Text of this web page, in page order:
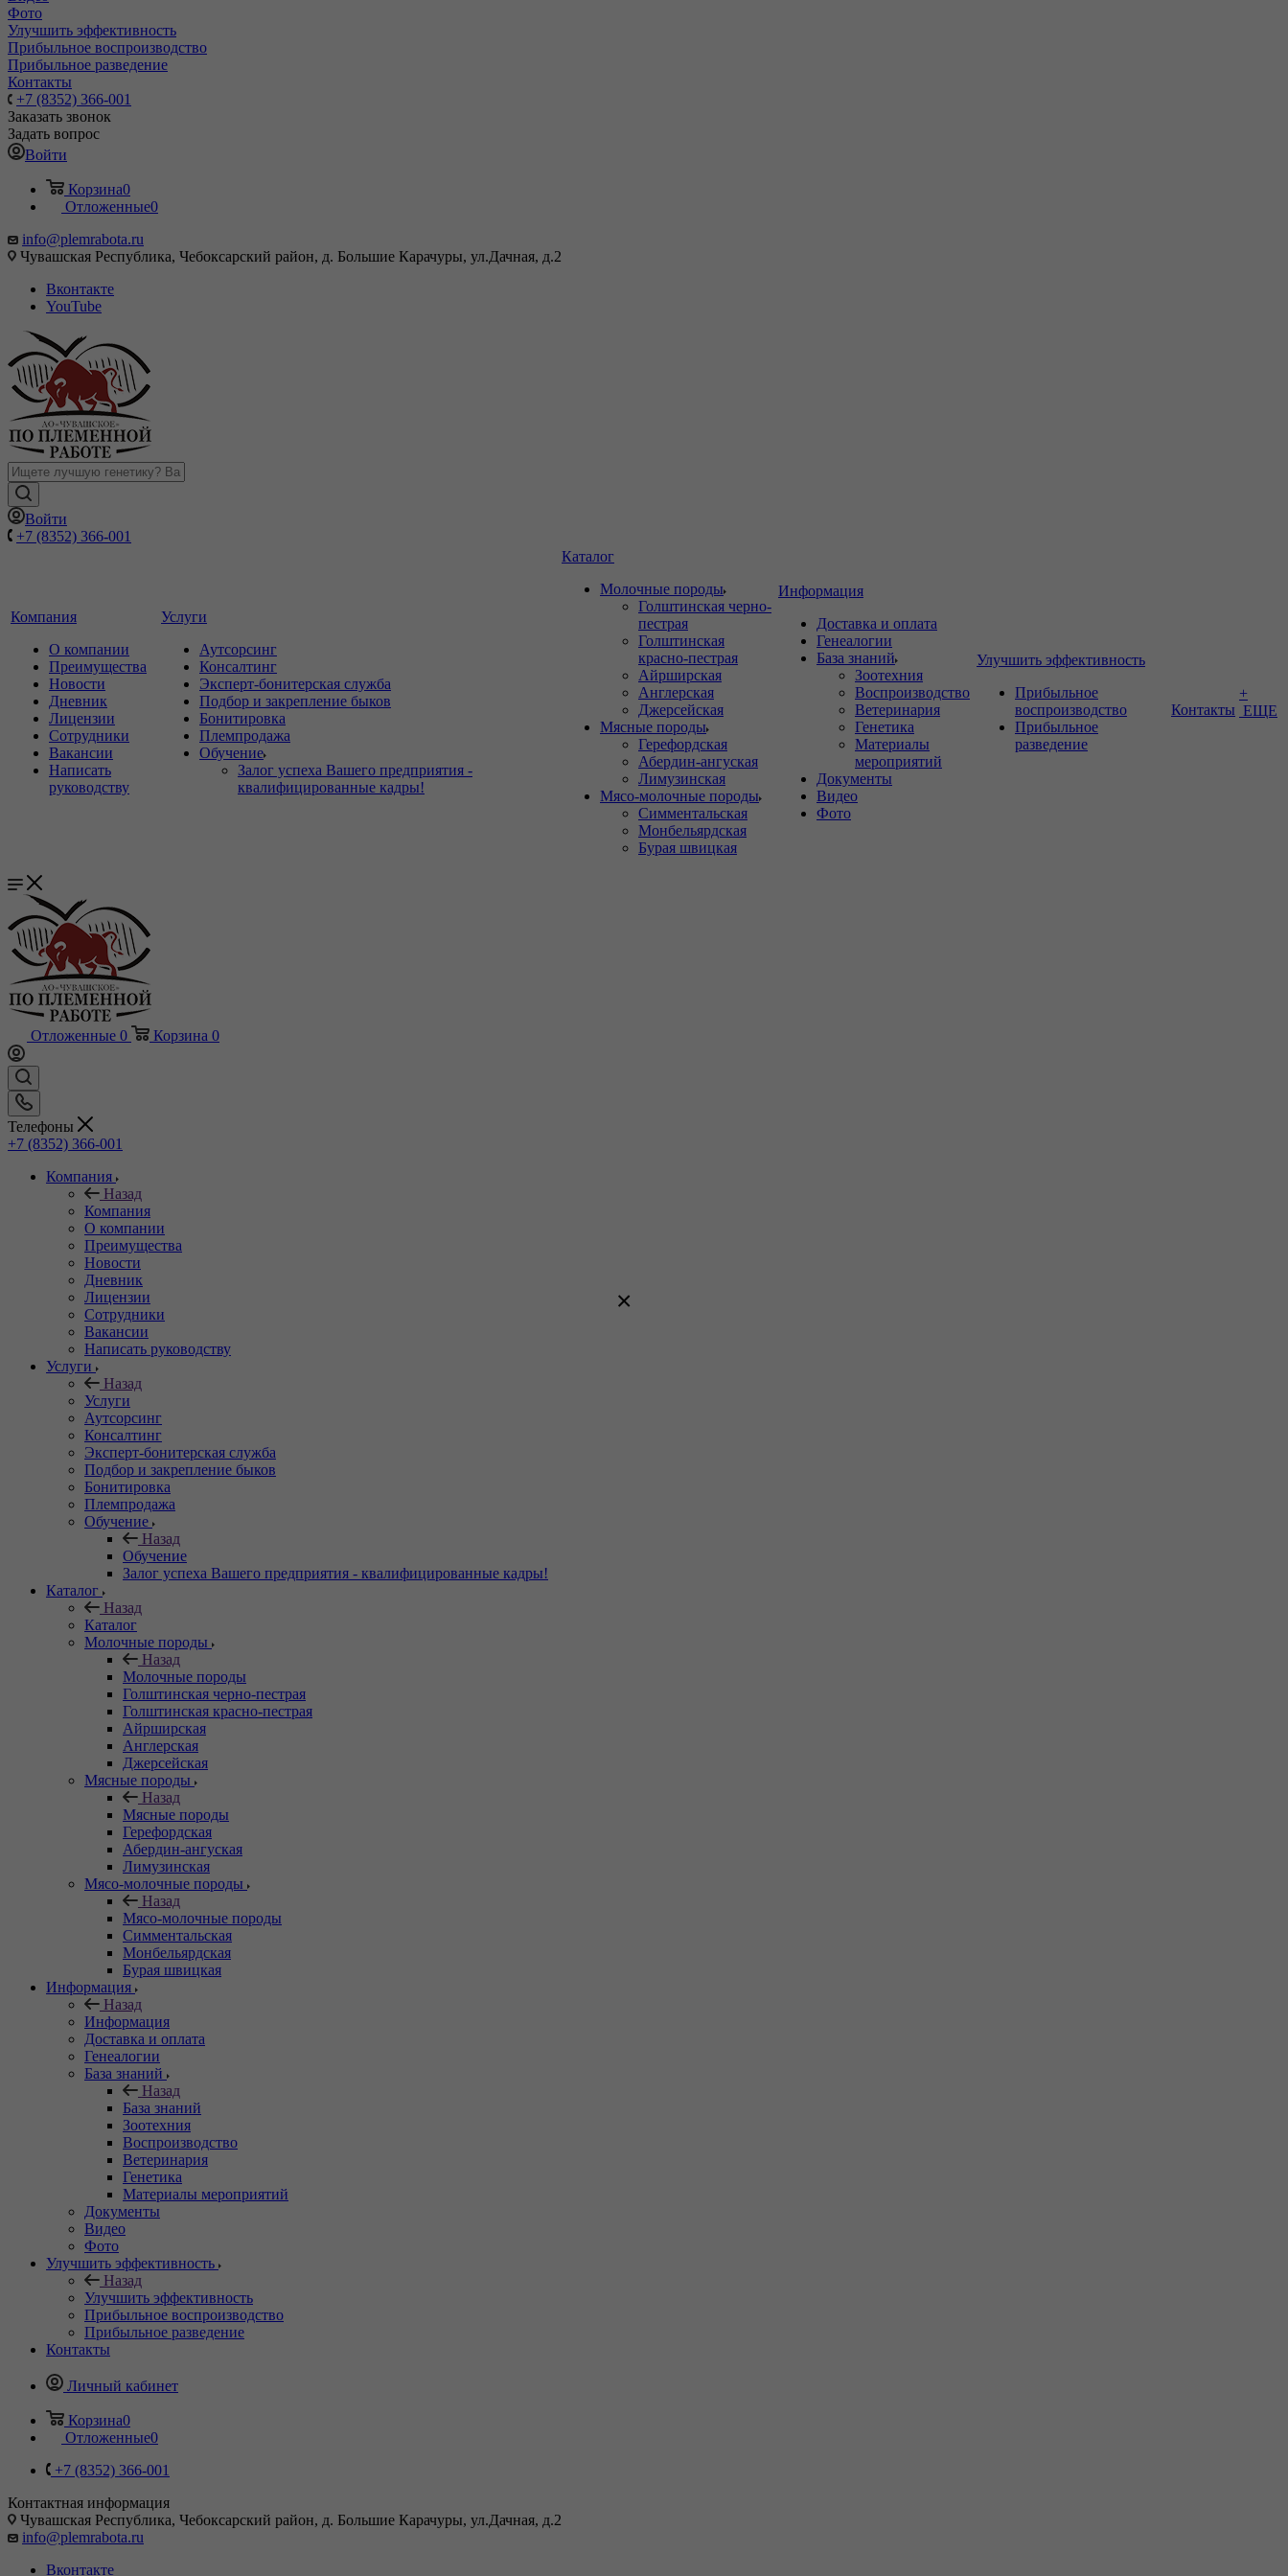
Фото
Улучшить эффективность
Прибыльное воспроизводство
Прибыльное разведение
Контакты
+7 (8352) 366-001
Заказать звонок
Задать вопрос
Войти
Корзина0
Отложенные0
info@plemrabota.ru
Чувашская Республика, Чебоксарский район, д. Большие Карачуры, ул.Дачная, д.2
Вконтакте
YouTube
Войти
+7 (8352) 366-001
Компания
О компании
Преимущества
Новости
Дневник
Лицензии
Сотрудники
Вакансии
Написать
руководству
Услуги
Аутсорсинг
Консалтинг
Эксперт-бонитерская служба
Подбор и закрепление быков
Бонитировка
Племпродажа
Обучение
Залог успеха Вашего предприятия -
квалифицированные кадры!
Каталог
Молочные породы
Голштинская черно-
пестрая
Голштинская
красно-пестрая
Айрширская
Англерская
Джерсейская
Мясные породы
Герефордская
Абердин-ангуская
Лимузинская
Мясо-молочные породы
Симментальская
Монбельярдская
Бурая швицкая
Информация
Доставка и оплата
Генеалогии
База знаний
Зоотехния
Воспроизводство
Ветеринария
Генетика
Материалы
мероприятий
Документы
Видео
Фото
Улучшить эффективность
Прибыльное
воспроизводство
Прибыльное
разведение
Контакты
+
ЕЩЕ
Отложенные 0 Корзина 0
Телефоны
+7 (8352) 366-001
Компания
Назад
Компания
О компании
Преимущества
Новости
Дневник
Лицензии
Сотрудники
Вакансии
Написать руководству
Услуги
Назад
Услуги
Аутсорсинг
Консалтинг
Эксперт-бонитерская служба
Подбор и закрепление быков
Бонитировка
Племпродажа
Обучение
Назад
Обучение
Залог успеха Вашего предприятия - квалифицированные кадры!
Каталог
Назад
Каталог
Молочные породы
Назад
Молочные породы
Голштинская черно-пестрая
Голштинская красно-пестрая
Айрширская
Англерская
Джерсейская
Мясные породы
Назад
Мясные породы
Герефордская
Абердин-ангуская
Лимузинская
Мясо-молочные породы
Назад
Мясо-молочные породы
Симментальская
Монбельярдская
Бурая швицкая
Информация
Назад
Информация
Доставка и оплата
Генеалогии
База знаний
Назад
База знаний
Зоотехния
Воспроизводство
Ветеринария
Генетика
Материалы мероприятий
Документы
Видео
Фото
Улучшить эффективность
Назад
Улучшить эффективность
Прибыльное воспроизводство
Прибыльное разведение
Контакты
Личный кабинет
Корзина0
Отложенные0
+7 (8352) 366-001
Контактная информация
Чувашская Республика, Чебоксарский район, д. Большие Карачуры, ул.Дачная, д.2
info@plemrabota.ru
Вконтакте
×